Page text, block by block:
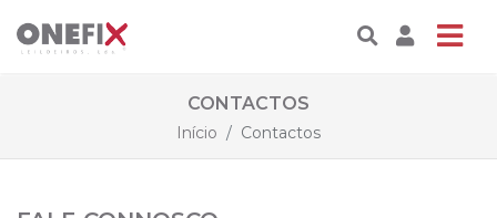
CONTACTOS
Início Contactos